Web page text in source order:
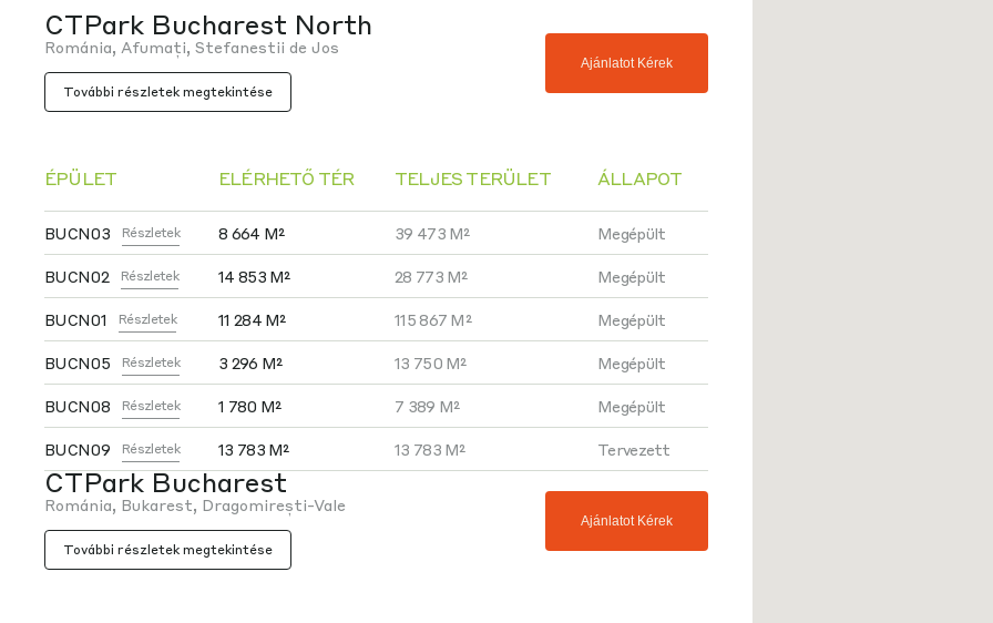
CTPark Bucharest North
Románia, Afumați, Stefanestii de Jos
További részletek megtekintése
Ajánlatot Kérek
ÉPÜLET ELÉRHETŐ TÉR TELJES TERÜLET ÁLLAPOT
BUCN03 Részletek 8 664 M² 39 473 M² Megépült
BUCN02 Részletek 14 853 M² 28 773 M² Megépült
BUCN01 Részletek 11 284 M² 115 867 M² Megépült
BUCN05 Részletek 3 296 M² 13 750 M² Megépült
BUCN08 Részletek 1 780 M² 7 389 M² Megépült
BUCN09 Részletek 13 783 M² 13 783 M² Tervezett
CTPark Bucharest
Románia, Bukarest, Dragomirești-Vale
További részletek megtekintése
Ajánlatot Kérek